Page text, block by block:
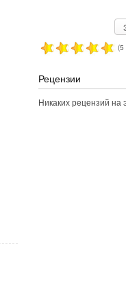
(5
Рецензии
Никаких рецензий на